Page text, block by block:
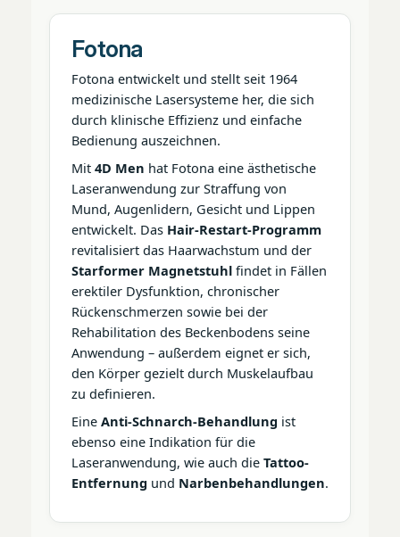
Fotona
Fotona entwickelt und stellt seit 1964
medizinische Lasersysteme her, die sich
durch klinische Effizienz und einfache
Bedienung auszeichnen.
Mit 4D Men hat Fotona eine ästhetische
Laseranwendung zur Straffung von
Mund, Augenlidern, Gesicht und Lippen
entwickelt. Das Hair-Restart-Programm
revitalisiert das Haarwachstum und der
Starformer Magnetstuhlfindet in Fällen
erektiler Dysfunktion, chronischer
Rückenschmerzen sowie bei der
Rehabilitation des Beckenbodens seine
Anwendung – außerdem eignet er sich,
den Körper gezielt durch Muskelaufbau
zu definieren.
Eine Anti-Schnarch-Behandlung ist
ebenso eine Indikation für die
Laseranwendung, wie auch die Tattoo-
Entfernung und Narbenbehandlungen.